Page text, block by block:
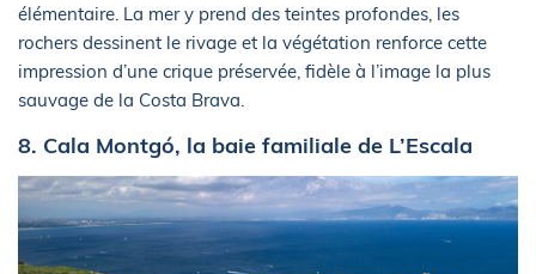
élémentaire. La mer y prend des teintes profondes, les
rochers dessinent le rivage et la végétation renforce cette
impression d’une crique préservée, fidèle à l’image la plus
sauvage de la Costa Brava.
8. Cala Montgó, la baie familiale de L’Escala